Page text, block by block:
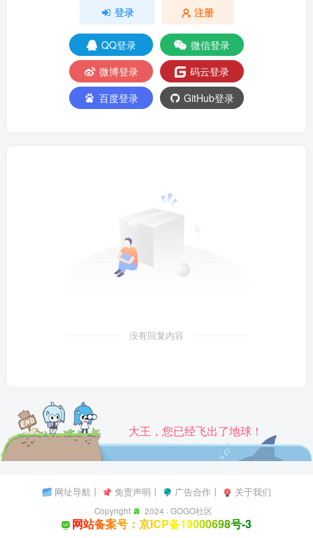
登录 注册
QQ登录
微信登录
微博登录
码云登录
百度登录
GitHub登录
没有回复内容
大王，您已经飞出了地球！
网址导航丨 免责声明 丨 广告合作丨 关于我们
Copyright 2024 ·GOGO社区
网站备案号：京ICP备19000698号-3